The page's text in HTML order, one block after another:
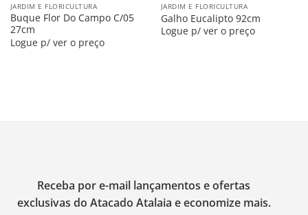
JARDIM E FLORICULTURA
Buque Flor Do Campo C/05
27cm
Logue p/ ver o preço
JARDIM E FLORICULTURA
Galho Eucalipto 92cm
Logue p/ ver o preço
Receba por e-mail lançamentos e ofertas
exclusivas do Atacado Atalaia e economize mais.